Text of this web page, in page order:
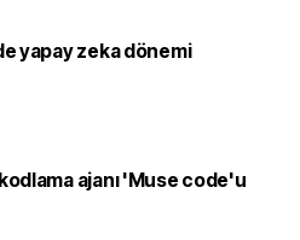
yapay zeka dönemi
ajanı 'Muse code'u